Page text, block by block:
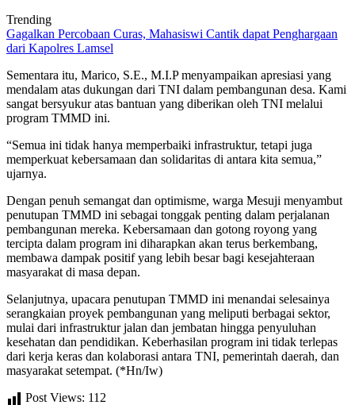
Trending
Gagalkan Percobaan Curas, Mahasiswi Cantik dapat Penghargaan
dari Kapolres Lamsel
Sementara itu, Marico, S.E., M.I.P menyampaikan apresiasi yang
mendalam atas dukungan dari TNI dalam pembangunan desa. Kami
sangat bersyukur atas bantuan yang diberikan oleh TNI melalui
program TMMD ini.
“Semua ini tidak hanya memperbaiki infrastruktur, tetapi juga
memperkuat kebersamaan dan solidaritas di antara kita semua,”
ujarnya.
Dengan penuh semangat dan optimisme, warga Mesuji menyambut
penutupan TMMD ini sebagai tonggak penting dalam perjalanan
pembangunan mereka. Kebersamaan dan gotong royong yang
tercipta dalam program ini diharapkan akan terus berkembang,
membawa dampak positif yang lebih besar bagi kesejahteraan
masyarakat di masa depan.
Selanjutnya, upacara penutupan TMMD ini menandai selesainya
serangkaian proyek pembangunan yang meliputi berbagai sektor,
mulai dari infrastruktur jalan dan jembatan hingga penyuluhan
kesehatan dan pendidikan. Keberhasilan program ini tidak terlepas
dari kerja keras dan kolaborasi antara TNI, pemerintah daerah, dan
masyarakat setempat. (*Hn/Iw)
Post Views: 112